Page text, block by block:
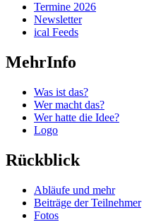
Termine 2026
Newsletter
ical Feeds
MehrInfo
Was ist das?
Wer macht das?
Wer hatte die Idee?
Logo
Rückblick
Abläufe und mehr
Beiträge der Teilnehmer
Fotos